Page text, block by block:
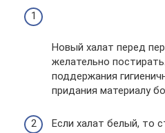
Новый халат перед
желательно
поддержания
придания материалу
Если халат белый, то